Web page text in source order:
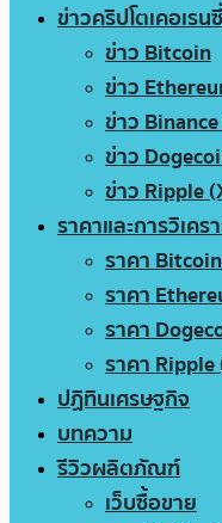
ข่าวคริปโตเคอเรนซี่
ข่าว Bitcoin
ข่าว
ข่าว
ข่าว
ข่าว Ripple
ราคาและการวิเคร
ราคา Bitcoin
ราคา
ราคา
ราคา Ripple
ปฏิทินเศรษฐกิจ
บทความ
รีวิวผลิตภัณฑ์
เว็บซื้อขาย